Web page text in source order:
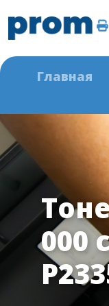
Главная
000